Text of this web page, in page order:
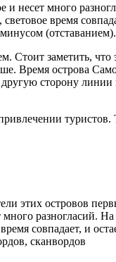
несет много
время
(отставанием).
заметить, что
Время острова
сторону
этих островов
разногласий.
совпадает, и